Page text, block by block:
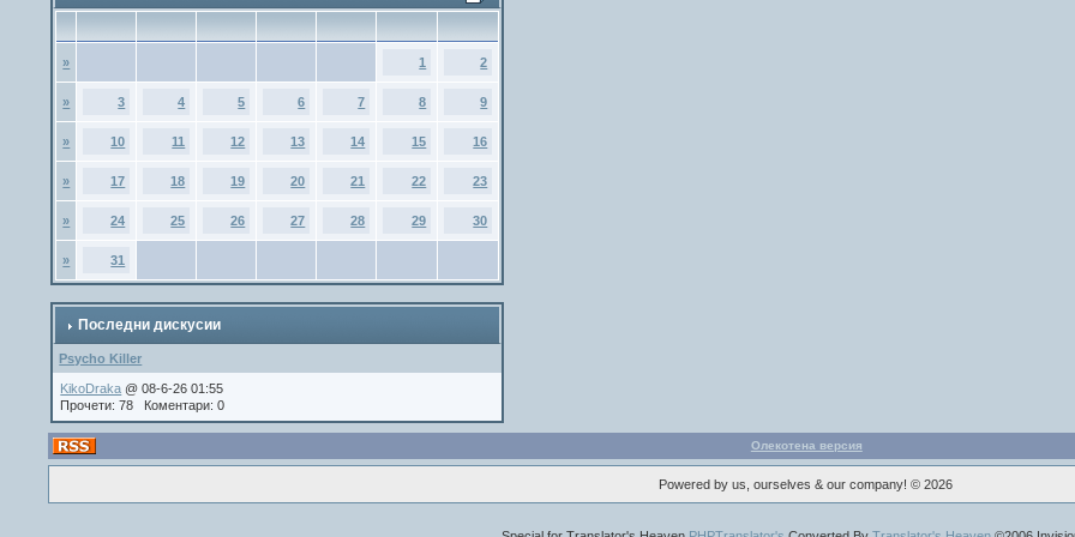
» 1 2
» 3 4 5 6 7 8 9
» 10 11 12 13 14 15 16
» 17 18 19 20 21 22 23
» 24 25 26 27 28 29 30
» 31
Последни дискусии
Psycho Killer
KikoDraka @ 08-6-26 01:55
Прочети: 78 Коментари: 0
Олекотена версия
Powered by us, ourselves & our company! © 2026